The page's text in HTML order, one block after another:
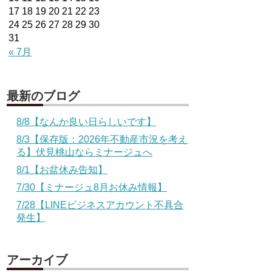
« 7月
17 18 19 20 21 22 23
24 25 26 27 28 29 30
31
最新のブログ
8/8【なんか良い日らしいです】
8/3【保存版：2026年不動産市況を考え
る】伏見桃山ならミナージュへ
8/1【お盆休み告知】
7/30【ミナージュ8月お休み情報】
7/28【LINEビジネスアカウント不具合
発生】
アーカイブ